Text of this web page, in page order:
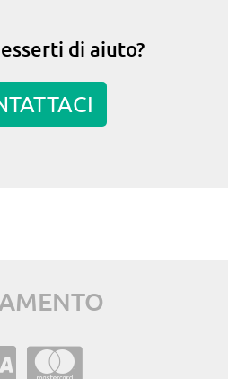
di aiuto?